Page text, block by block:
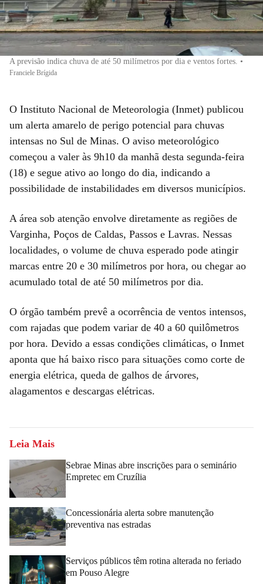
A previsão indica chuva de até 50 milímetros por dia e ventos fortes. •
Franciele Brígida
O Instituto Nacional de Meteorologia (Inmet) publicou
um alerta amarelo de perigo potencial para chuvas
intensas no Sul de Minas. O aviso meteorológico
começou a valer às 9h10 da manhã desta segunda-feira
(18) e segue ativo ao longo do dia, indicando a
possibilidade de instabilidades em diversos municípios.
A área sob atenção envolve diretamente as regiões de
Varginha, Poços de Caldas, Passos e Lavras. Nessas
localidades, o volume de chuva esperado pode atingir
marcas entre 20 e 30 milímetros por hora, ou chegar ao
acumulado total de até 50 milímetros por dia.
O órgão também prevê a ocorrência de ventos intensos,
com rajadas que podem variar de 40 a 60 quilômetros
por hora. Devido a essas condições climáticas, o Inmet
aponta que há baixo risco para situações como corte de
energia elétrica, queda de galhos de árvores,
alagamentos e descargas elétricas.
Leia Mais
Sebrae Minas abre inscrições para o seminário
Empretec em Cruzília
Concessionária alerta sobre manutenção
preventiva nas estradas
Serviços públicos têm rotina alterada no feriado
em Pouso Alegre